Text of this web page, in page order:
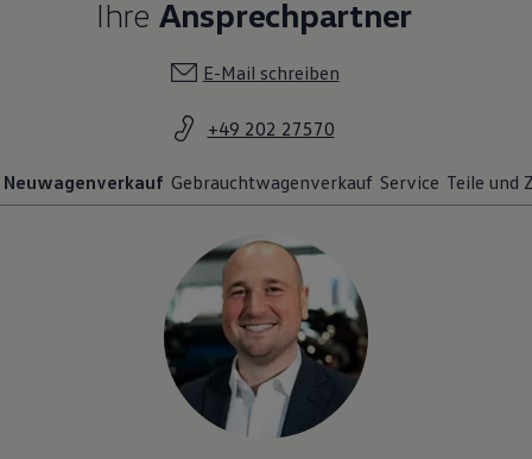
Ihre Ansprechpartner
E-Mail schreiben
+49 202 27570
Neuwagenverkauf Gebrauchtwagenverkauf Service Teile und